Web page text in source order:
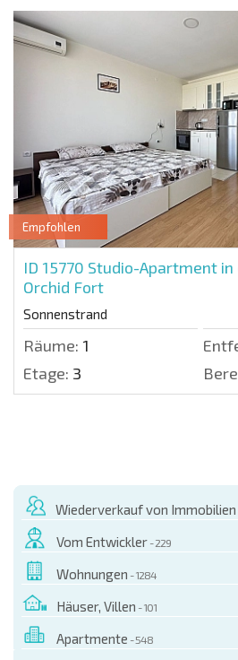
Empfohlen
ID 15770 Studio-Apartment in
Orchid Fort
Sonnenstrand
Räume: 1
Etage: 3
Wiederverkauf von Immobilien
Vom Entwickler - 229
Wohnungen - 1284
Häuser, Villen - 101
Apartmente - 548